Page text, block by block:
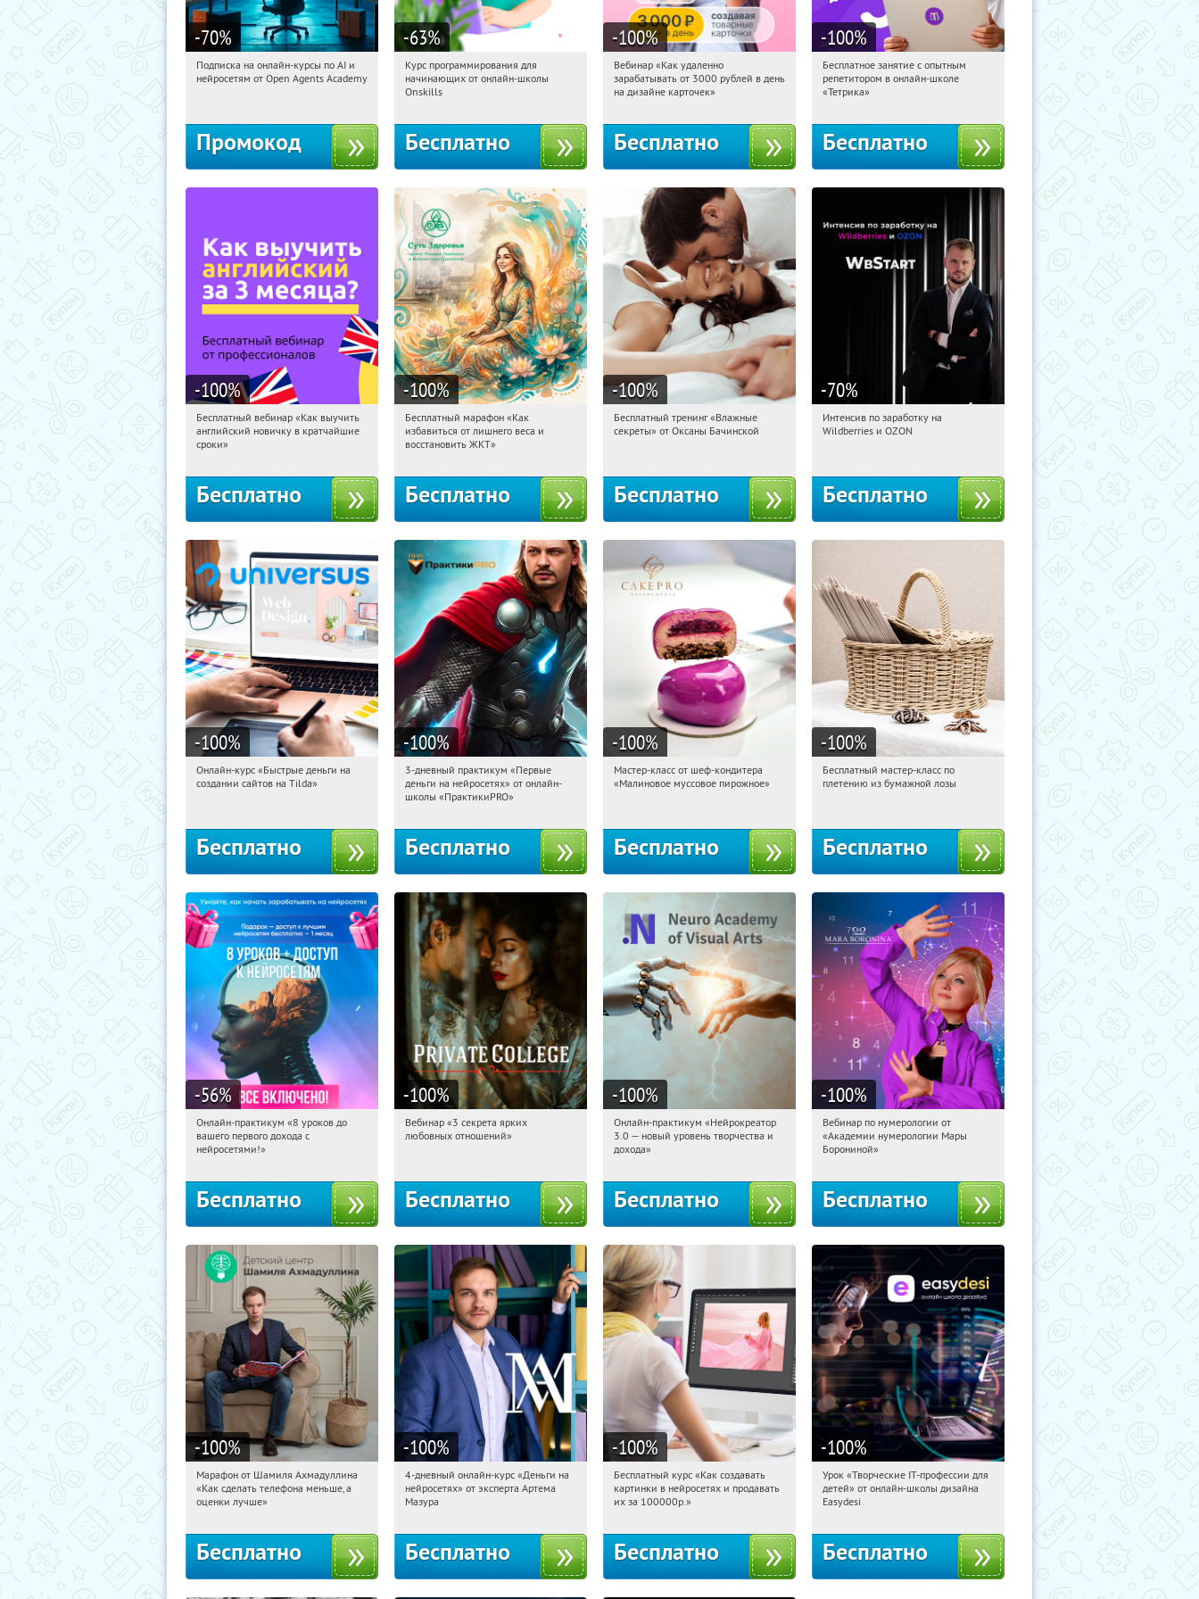
-70%
15:15:46 Получили:
Подписка на онлайн-курсы по AI и
нейросетям от Open Agents Academy
Промокод
-63%
15:15:46 Получили:
Россия
Курс программирования для
начинающих от онлайн-школы
Onskills
Бесплатно
-100%
15:15:46 Получили:
Россия
Вебинар «Как удаленно
зарабатывать от 3000 рублей в день
на дизайне карточек»
Бесплатно
-100%
15:15:46 Получили:
Москва, Россия
Бесплатное занятие с опытным
репетитором в онлайн-школе
«Тетрика»
Бесплатно
-100%
15:15:46 Получили:16
Россия
Бесплатный вебинар «Как выучить
английский новичку в кратчайшие
сроки»
Бесплатно
-100%
15:15:46 Получили:
Россия
Бесплатный марафон «Как
избавиться от лишнего веса и
восстановить ЖКТ»
Бесплатно
-100%
15:15:46 Получили:
Бесплатный тренинг «Влажные
секреты» от Оксаны Бачинской
Бесплатно
-70%
15:15:46 Получили:
Интенсив по заработку на
Wildberries и OZON
Бесплатно
-100%
15:15:46 Получили:
Онлайн-курс «Быстрые деньги на
создании сайтов на Tilda»
Бесплатно
-100%
15:15:46 Получили:
Россия
3-дневный практикум «Первые
деньги на нейросетях» от онлайн-
школы «ПрактикиPRO»
Бесплатно
-100%
15:15:46 Получили:
Мастер-класс от шеф-кондитера
«Малиновое муссовое пирожное»
Бесплатно
-100%
15:15:46 Получили:
Бесплатный мастер-класс по
плетению из бумажной лозы
Бесплатно
-56%
15:15:46 Получили:
Россия
Онлайн-практикум «8 уроков до
вашего первого дохода с
нейросетями!»
Бесплатно
-100%
15:15:46 Получили:
Вебинар «3 секрета ярких
любовных отношений»
Бесплатно
-100%
15:15:46 Получили:20
Россия
Онлайн-практикум «Нейрокреатор
3.0 — новый уровень творчества и
дохода»
Бесплатно
-100%
15:15:46 Получили:
Россия
Вебинар по нумерологии от
«Академии нумерологии Мары
Борониной»
Бесплатно
-100%
15:15:46 Получили:25
Россия
Марафон от Шамиля Ахмадуллина
«Как сделать телефона меньше, а
оценки лучше»
Бесплатно
-100%
15:15:46 Получили: 191
Россия
4-дневный онлайн-курс «Деньги на
нейросетях» от эксперта Артема
Мазура
Бесплатно
-100%
15:15:46 Получили:
Россия
Бесплатный курс «Как создавать
картинки в нейросетях и продавать
их за 100000р.»
Бесплатно
-100%
15:15:46 Получили:53
Россия
Урок «Творческие IT-профессии для
детей» от онлайн-школы дизайна
Easydesi
Бесплатно